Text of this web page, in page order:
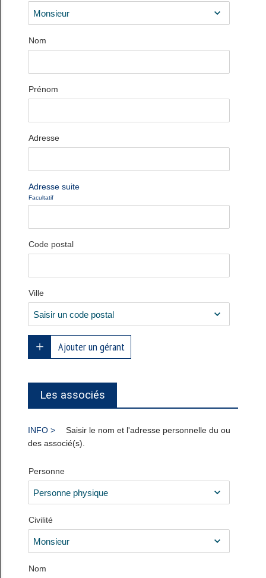
Nom
Prénom
Adresse
Adresse suite
Facultatif
Code postal
Ville
Ajouter un gérant
Les associés
Saisir le nom et l'adresse personnelle du ou
des associé(s).
Personne
Civilité
Nom